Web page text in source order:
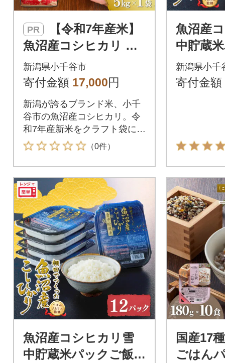
PR
魚沼産コシヒカリ お
ぢや米 精米 5kg クラ
フト袋 お米 新潟県 小
新潟県小千谷市
寄付金額 17,000円
新潟が誇るブランド米、小千
谷市の魚沼産コシヒカリ。令
和7年産新米をクラフト袋に入
れてお届けします!
（0件）
魚沼産
中貯蔵
80g×24
け米
新潟県小千
寄付金額
魚沼産コシヒカリ雪
中貯蔵米パックご飯1
国産17
ごはん